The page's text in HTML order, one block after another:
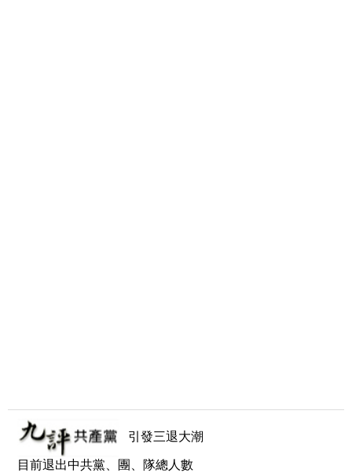
引發三退大潮
目前退出中共黨、團、隊總人數